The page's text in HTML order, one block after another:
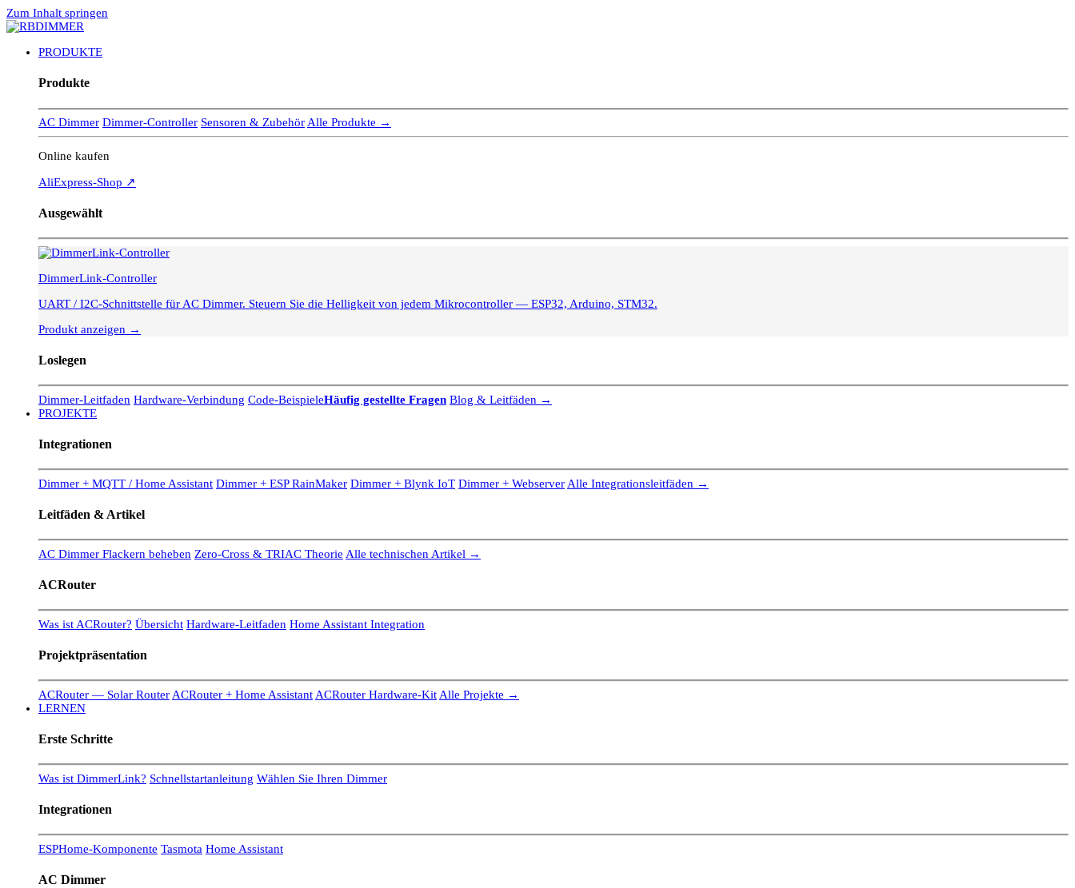
Zum Inhalt springen
PRODUKTE
Produkte
AC Dimmer Dimmer-Controller Sensoren & Zubehör Alle Produkte →
Online kaufen
AliExpress-Shop ↗
Ausgewählt
DimmerLink-Controller
UART / I2C-Schnittstelle für AC Dimmer. Steuern Sie die Helligkeit von jedem Mikrocontroller — ESP32, Arduino, STM32.
Produkt anzeigen →
Loslegen
Dimmer-Leitfaden Hardware-Verbindung Code-BeispieleHäufig gestellte Fragen Blog & Leitfäden →
PROJEKTE
Integrationen
Dimmer + MQTT / Home Assistant Dimmer + ESP RainMaker Dimmer + Blynk IoT Dimmer + Webserver Alle Integrationsleitfäden →
Leitfäden & Artikel
AC Dimmer Flackern beheben Zero-Cross & TRIAC Theorie Alle technischen Artikel →
ACRouter
Was ist ACRouter? Übersicht Hardware-Leitfaden Home Assistant Integration
Projektpräsentation
ACRouter — Solar Router ACRouter + Home Assistant ACRouter Hardware-Kit Alle Projekte →
LERNEN
Erste Schritte
Was ist DimmerLink? Schnellstartanleitung Wählen Sie Ihren Dimmer
Integrationen
ESPHome-Komponente Tasmota Home Assistant
AC Dimmer